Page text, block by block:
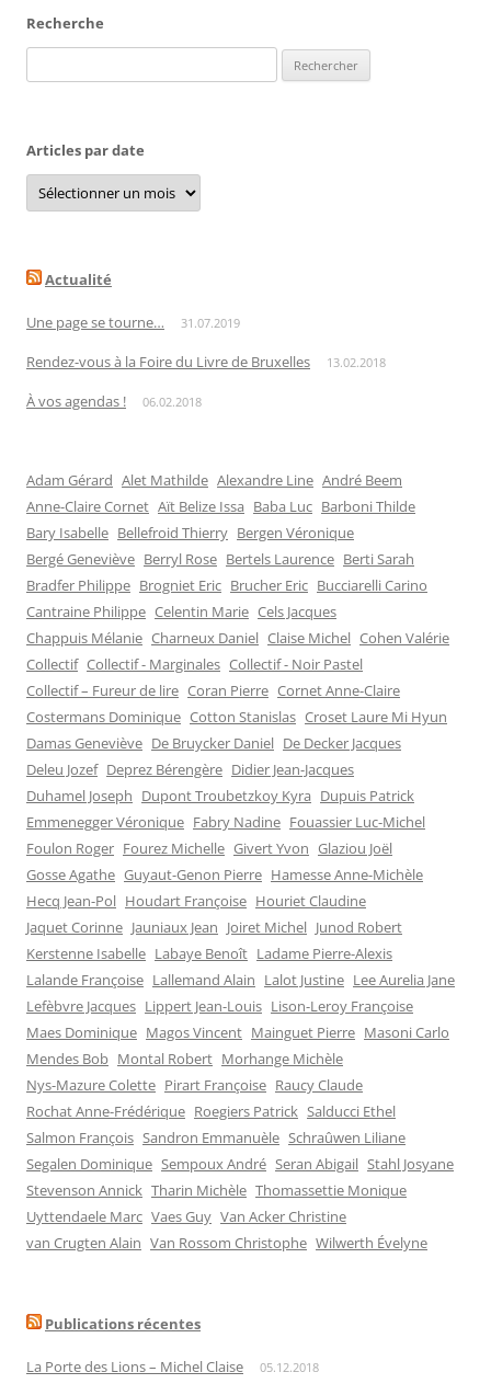
Recherche
Articles par date
Articles
par
date
Actualité
Une page se tourne… 31.07.2019
Rendez-vous à la Foire du Livre de Bruxelles 13.02.2018
À vos agendas ! 06.02.2018
Adam Gérard Alet Mathilde Alexandre Line André Beem
Anne-Claire Cornet Aït Belize Issa Baba Luc Barboni Thilde
Bary Isabelle Bellefroid Thierry Bergen Véronique
Bergé Geneviève Berryl Rose Bertels Laurence Berti Sarah
Bradfer Philippe Brogniet Eric Brucher Eric Bucciarelli Carino
Cantraine Philippe Celentin Marie Cels Jacques
Chappuis Mélanie Charneux Daniel Claise Michel Cohen Valérie
Collectif Collectif - Marginales Collectif - Noir Pastel
Collectif – Fureur de lire Coran Pierre Cornet Anne-Claire
Costermans Dominique Cotton Stanislas Croset Laure Mi Hyun
Damas Geneviève De Bruycker Daniel De Decker Jacques
Deleu Jozef Deprez Bérengère Didier Jean-Jacques
Duhamel Joseph Dupont Troubetzkoy Kyra Dupuis Patrick
Emmenegger Véronique Fabry Nadine Fouassier Luc-Michel
Foulon Roger Fourez Michelle Givert Yvon Glaziou Joël
Gosse Agathe Guyaut-Genon Pierre Hamesse Anne-Michèle
Hecq Jean-Pol Houdart Françoise Houriet Claudine
Jaquet Corinne Jauniaux Jean Joiret Michel Junod Robert
Kerstenne Isabelle Labaye Benoît Ladame Pierre-Alexis
Lalande Françoise Lallemand Alain Lalot Justine Lee Aurelia Jane
Lefèbvre Jacques Lippert Jean-Louis Lison-Leroy Françoise
Maes Dominique Magos Vincent Mainguet Pierre Masoni Carlo
Mendes Bob Montal Robert Morhange Michèle
Nys-Mazure Colette Pirart Françoise Raucy Claude
Rochat Anne-Frédérique Roegiers Patrick Salducci Ethel
Salmon François Sandron Emmanuèle Schraûwen Liliane
Segalen Dominique Sempoux André Seran Abigail Stahl Josyane
Stevenson Annick Tharin Michèle Thomassettie Monique
Uyttendaele Marc Vaes Guy Van Acker Christine
van Crugten Alain Van Rossom Christophe Wilwerth Évelyne
Publications récentes
La Porte des Lions – Michel Claise 05.12.2018